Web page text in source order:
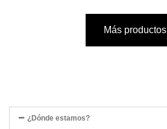
Más productos
¿Dónde estamos?